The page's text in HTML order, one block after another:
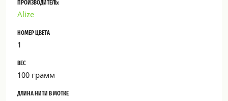
ПРОИЗВОДИТЕЛЬ:
Alize
НОМЕР ЦВЕТА
1
ВЕС
100 грамм
ДЛИНА НИТИ В МОТКЕ